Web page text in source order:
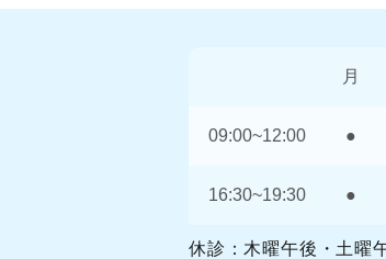
月
09:00~12:00 ●
16:30~19:30 ●
休診：木曜午後・土曜